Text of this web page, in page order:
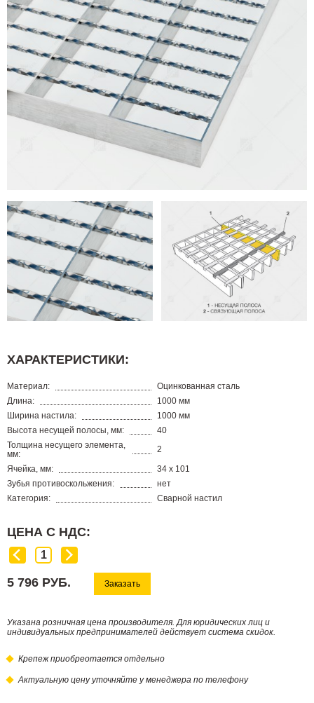
ХАРАКТЕРИСТИКИ:
Материал:
Оцинкованная сталь
Длина:
1000 мм
Ширина настила:
1000 мм
Высота несущей полосы, мм:
40
Толщина несущего элемента,
мм:
2
Ячейка, мм:
34 х 101
Зубья противоскольжения:
нет
Категория:
Сварной настил
ЦЕНА С НДС:
5 796 РУБ. Заказать
Указана розничная цена производителя. Для юридических лиц и
индивидуальных предпринимателей действует система скидок.
Крепеж приобреотается отдельно
Актуальную цену уточняйте у менеджера по телефону